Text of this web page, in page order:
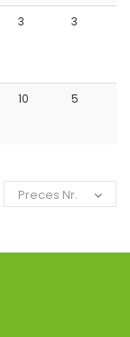
3 3
10 5
Preces Nr.